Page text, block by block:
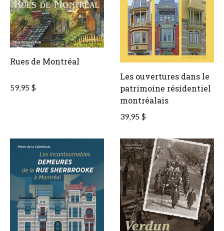
Rues de Montréal
59,95 $
Les ouvertures dans le
patrimoine résidentiel
montréalais
39,95 $